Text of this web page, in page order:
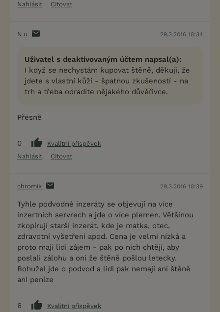
Nahlásit
Citovat
N.u 29.3.2016 18:34
Uživatel s deaktivovaným účtem napsal(a):
I když se nechystám kupovat štěně, děkuji, že
jdete s vlastní kůží - špatnou zkušeností - na
trh a třeba odradíte nějakého důvěřivce.
Přesně
0
Kvalitní příspěvek
Nahlásit
Citovat
chromik 29.3.2016 18:39
Tyhle podvodné inzeráty se objevují na více
inzertních servrech a jde o více plemen. Většinou
zkopírují starší inzerát, kde je matka, otec,
zdravotní vyšetření apod. Cena je velmi nízká a
proto mají lidi zájem - pak po nich chtějí, aby
poslali zálohu a oni že štěně pošlou letecky.
Bohužel jde o podvod a lidi pak nemají ani štěně
ani peníze
6
Kvalitní příspěvek